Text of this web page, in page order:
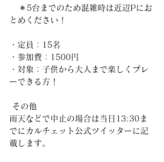
とめください！
・定員：15名
・参加費：1500円
・対象：子供から大人まで楽しくプレ
ーできる方！
その他
雨天などで中止の場合は当日13:30ま
でにカルチェット公式ツイッターに記
載します。